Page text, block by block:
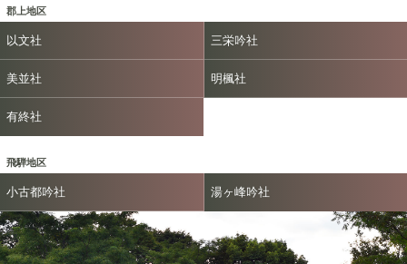
郡上地区
以文社 三栄吟社
美並社 明楓社
有終社
飛騨地区
小古都吟社 湯ヶ峰吟社